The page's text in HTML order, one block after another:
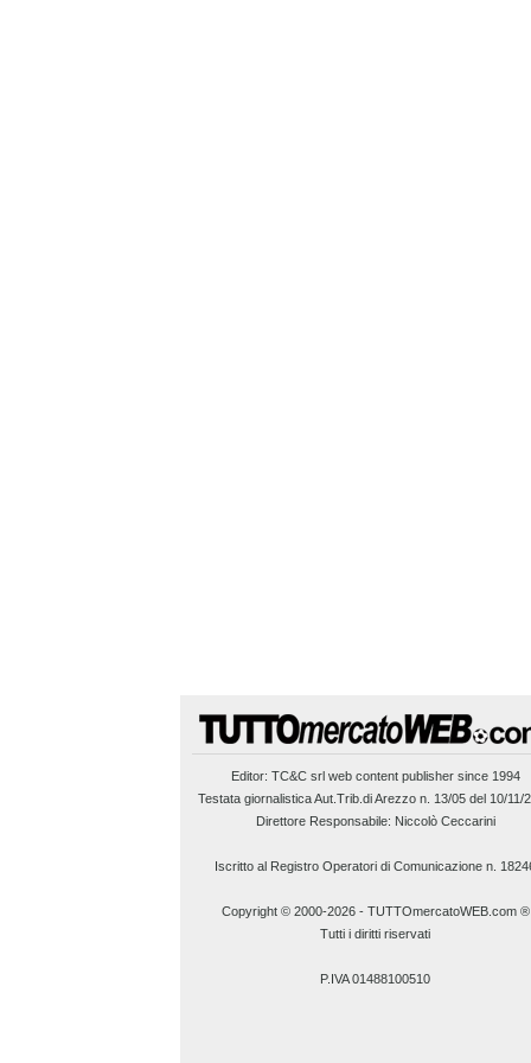
Editor: TC&C srlweb content publisher since 1994
Testata giornalistica Aut.Trib.di Arezzo n. 13/05 del 10/11/
Direttore Responsabile: Niccolò Ceccarini
Iscritto al Registro Operatori di Comunicazione n.
Copyright © 2000-2026- TUTTOmercatoWEB.com ®
Tutti i diritti riservati
P.IVA 01488100510